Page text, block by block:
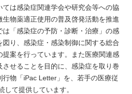
は感染症関連学会や研究会等への協
物薬適正使用の普及啓発活動を推進
は「感染症の予防・診断・治療」の感
り、感染症・感染制御に関する総合
提案を行っています。また医療関連感
せることを目的に、感染症を取り巻
行物「iPac Letter」を、若手の医療従
て提供しています。